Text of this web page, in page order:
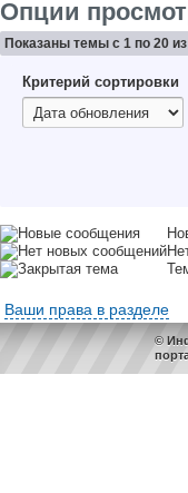
Опции
Показаны темы с 1 по 20
Критерий сортировки
Ваши права в разделе
©